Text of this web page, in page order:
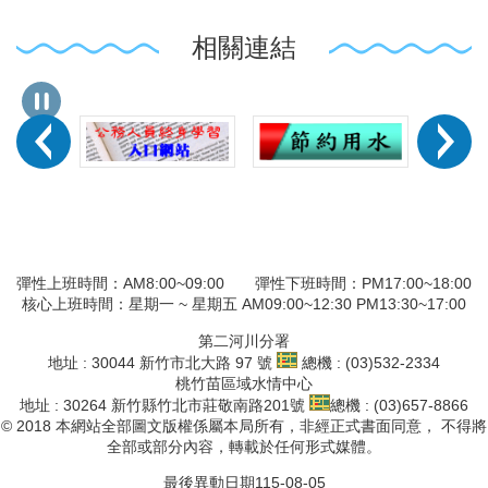
相關連結
彈性上班時間：AM8:00~09:00 彈性下班時間：PM17:00~18:00
核心上班時間：星期一 ~ 星期五 AM09:00~12:30 PM13:30~17:00
第二河川分署
地址 : 30044 新竹市北大路 97 號
總機 : (03)532-2334
桃竹苗區域水情中心
地址 : 30264 新竹縣竹北市莊敬南路201號
總機 : (03)657-8866
© 2018 本網站全部圖文版權係屬本局所有，非經正式書面同意， 不得將
全部或部分內容，轉載於任何形式媒體。
最後異動日期115-08-05